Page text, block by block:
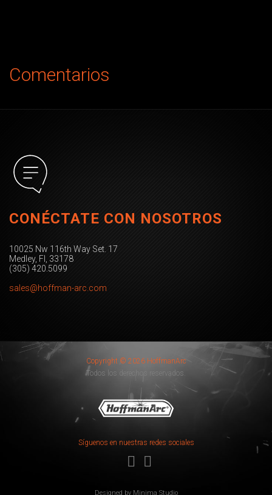
Comentarios
CONÉCTATE CON NOSOTROS
10025 Nw 116th Way Set. 17
Medley, Fl, 33178
(305) 420.5099
sales@hoffman-arc.com
Copyright © 2026 HoffmanArc
Todos los derechos reservados.
Síguenos en nuestras redes sociales
Designed by Minima Studio